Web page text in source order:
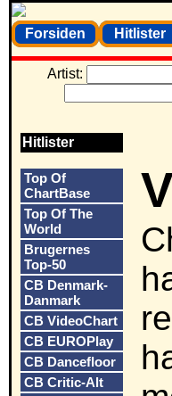
Forsiden Hitlister
Artist:
Hitlister
Top Of
ChartBase
Top Of The
World
Brugernes
Top-50
CB Denmark-
Danmark
CB VideoChart
CB EUROPlay
CB Dancefloor
CB Critic-Alt